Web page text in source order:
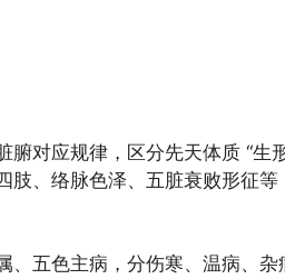
腑对应规律，区分先天体质 “生
肢、络脉色泽、五脏衰败形征
、五色主病，分伤寒、温病、